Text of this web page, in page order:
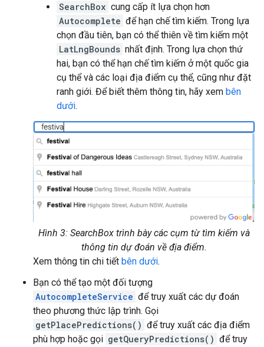
SearchBox cung cấp ít lựa chọn hơn
Autocomplete để hạn chế tìm kiếm. Trong lựa
chọn đầu tiên, bạn có thể thiên về tìm kiếm một
LatLngBounds nhất định. Trong lựa chọn thứ
hai, bạn có thể hạn chế tìm kiếm ở một quốc gia
cụ thể và các loại địa điểm cụ thể, cũng như đặt
ranh giới. Để biết thêm thông tin, hãy xem bên
dưới.
Hình 3: SearchBox trình bày các cụm từ tìm kiếm và
thông tin dự đoán về địa điểm.
Xem thông tin chi tiết bên dưới.
Bạn có thể tạo một đối tượng
AutocompleteService để truy xuất các dự đoán
theo phương thức lập trình. Gọi
getPlacePredictions() để truy xuất các địa điểm
phù hợp hoặc gọi getQueryPredictions() để truy